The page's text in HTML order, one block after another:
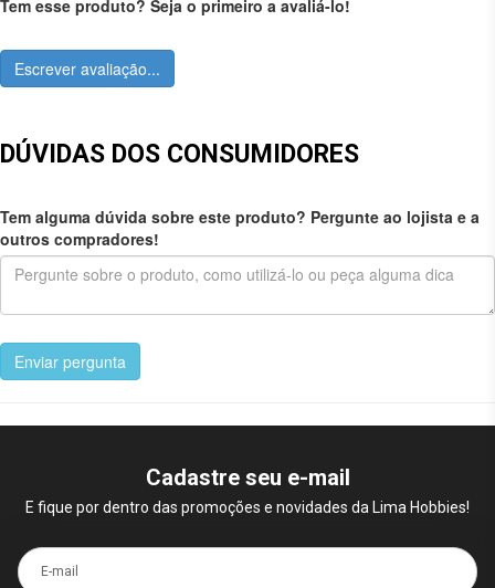
Tem esse produto? Seja o primeiro a avaliá-lo!
Escrever avaliação...
DÚVIDAS DOS CONSUMIDORES
Tem alguma dúvida sobre este produto? Pergunte ao lojista e a
outros compradores!
Enviar pergunta
Cadastre seu e-mail
E fique por dentro das promoções e novidades da Lima Hobbies!
E-mail